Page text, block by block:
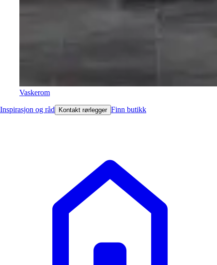
Vaskerom
Inspirasjon og råd Kontakt rørlegger Finn butikk